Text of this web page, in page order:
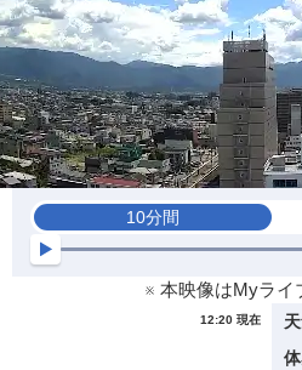
10分間
※ 本映像はMyライ
12:20 現在